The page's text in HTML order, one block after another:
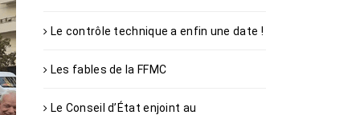
Le contrôle technique a enfin une date !
Les fables de la FFMC
Le Conseil d’État enjoint au